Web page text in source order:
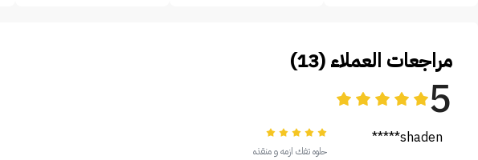
مراجعات العملاء (13)
5
shaden*****
حلوه تفك ازمه و منقذه